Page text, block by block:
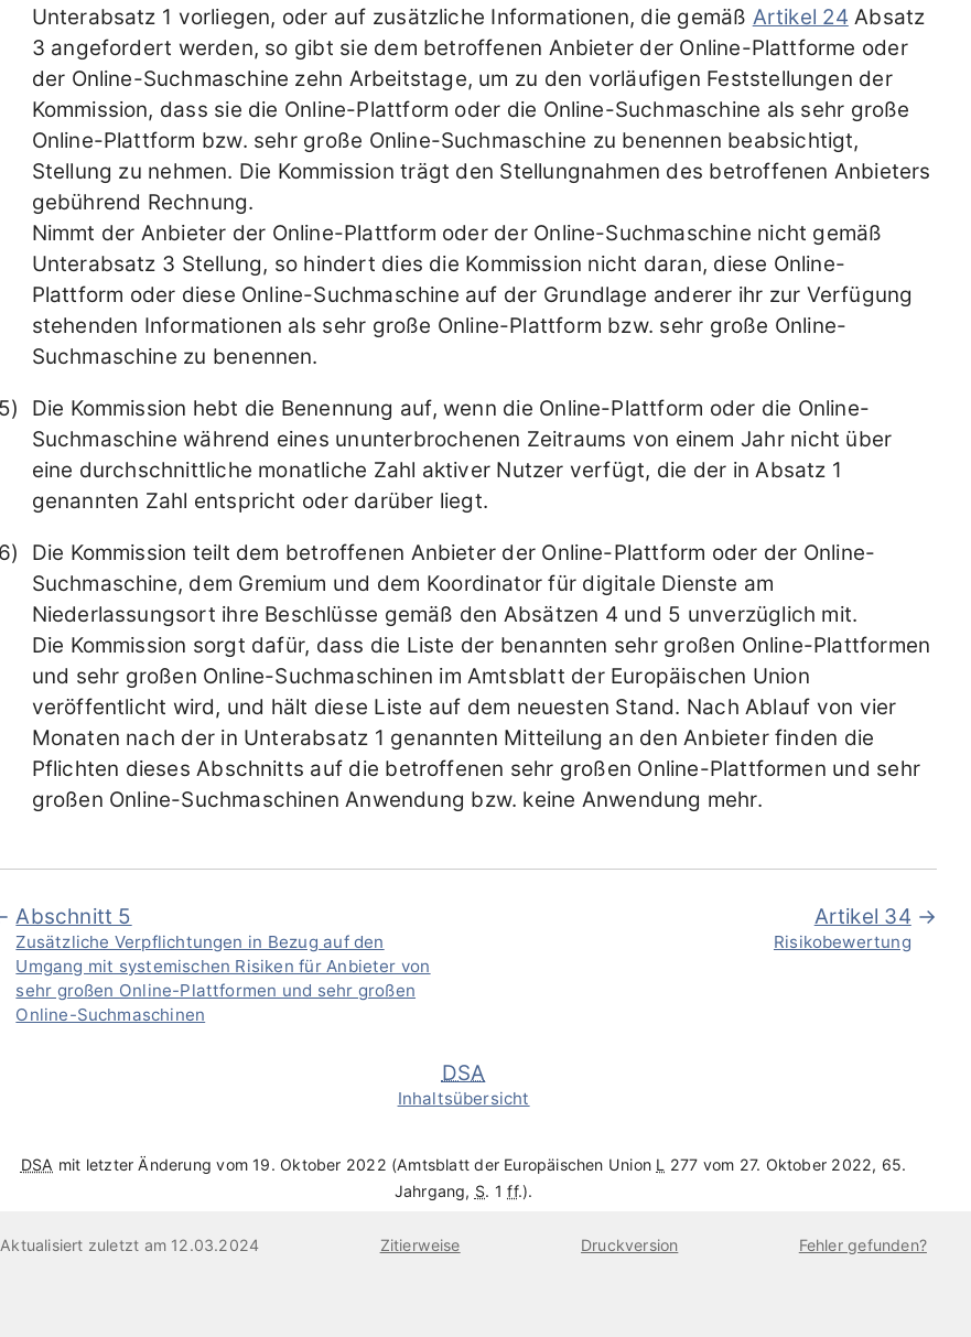
Unterabsatz 1 vorliegen, oder auf zusätzliche Informationen, die gemäß Artikel 24 Absatz
3 angefordert werden, so gibt sie dem betroffenen Anbieter der Online-Plattforme oder
der Online-Suchmaschine zehn Arbeitstage, um zu den vorläufigen Feststellungen der
Kommission, dass sie die Online-Plattform oder die Online-Suchmaschine als sehr große
Online-Plattform bzw. sehr große Online-Suchmaschine zu benennen beabsichtigt,
Stellung zu nehmen. Die Kommission trägt den Stellungnahmen des betroffenen Anbieters
gebührend Rechnung.
Nimmt der Anbieter der Online-Plattform oder der Online-Suchmaschine nicht gemäß
Unterabsatz 3 Stellung, so hindert dies die Kommission nicht daran, diese Online-
Plattform oder diese Online-Suchmaschine auf der Grundlage anderer ihr zur Verfügung
stehenden Informationen als sehr große Online-Plattform bzw. sehr große Online-
Suchmaschine zu benennen.
Die Kommission hebt die Benennung auf, wenn die Online-Plattform oder die Online-
Suchmaschine während eines ununterbrochenen Zeitraums von einem Jahr nicht über
eine durchschnittliche monatliche Zahl aktiver Nutzer verfügt, die der in Absatz 1
genannten Zahl entspricht oder darüber liegt.
Die Kommission teilt dem betroffenen Anbieter der Online-Plattform oder der Online-
Suchmaschine, dem Gremium und dem Koordinator für digitale Dienste am
Niederlassungsort ihre Beschlüsse gemäß den Absätzen 4 und 5 unverzüglich mit.
Die Kommission sorgt dafür, dass die Liste der benannten sehr großen Online-Plattformen
und sehr großen Online-Suchmaschinen im Amtsblatt der Europäischen Union
veröffentlicht wird, und hält diese Liste auf dem neuesten Stand. Nach Ablauf von vier
Monaten nach der in Unterabsatz 1 genannten Mitteilung an den Anbieter finden die
Pflichten dieses Abschnitts auf die betroffenen sehr großen Online-Plattformen und sehr
großen Online-Suchmaschinen Anwendung bzw. keine Anwendung mehr.
Abschnitt 5
Zusätzliche Verpflichtungen in Bezug auf den
Umgang mit systemischen Risiken für Anbieter von
sehr großen Online-Plattformen und sehr großen
Online-Suchmaschinen
Artikel 34
Risikobewertung
DSA
Inhaltsübersicht
DSA mit letzter Änderung vom 19. Oktober 2022 (Amtsblatt der Europäischen Union L 277 vom 27. Oktober 2022, 65.
Jahrgang, S. 1ff.).
Aktualisiert zuletzt am 12.03.2024 Zitierweise Druckversion Fehler gefunden?